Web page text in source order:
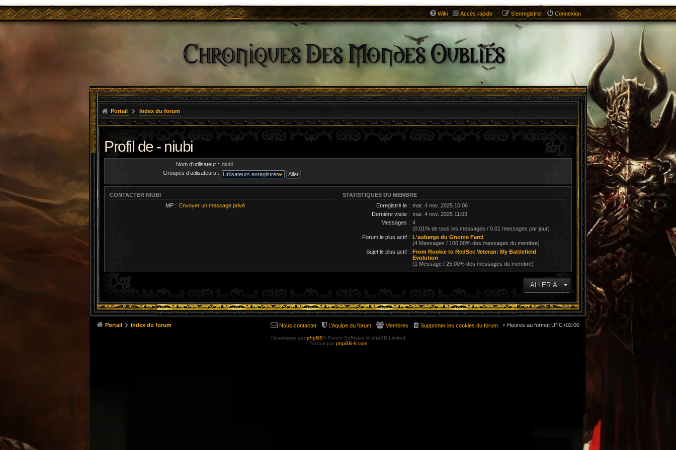
Wiki Accès rapide Connexion
S’enregistrer
Portail Index du forum
Profil de - niubi
Nom d’utilisateur : niubi
Groupes d’utilisateurs :
CONTACTER NIUBI
MP : Envoyer un message privé
STATISTIQUES DU MEMBRE
Enregistré le : mar. 4 nov. 2025 10:06
Dernière visite : mar. 4 nov. 2025 11:03
Messages : 4
(0.01% de tous les messages / 0.01 messages par jour)
Forum le plus actif : L'auberge du Gnome Farci
(4 Messages / 100.00% des messages du membre)
Sujet le plus actif : From Rookie to RedSec Veteran: My Battlefield
Evolution
(1 Message / 25.00% des messages du membre)
ALLER À
Portail Index du forum Heures au format UTC+02:00
Supprimer les cookies du forum
Membres
L’équipe du forum
Nous contacter
Développé par phpBB® Forum Software © phpBB Limited
Traduit par phpBB-fr.com